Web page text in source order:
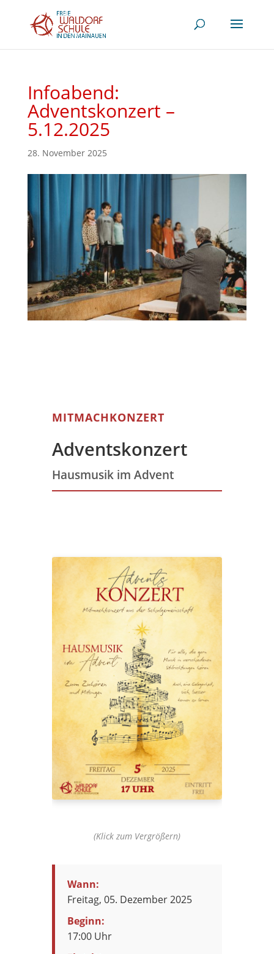
Infoabend:
Adventskonzert –
5.12.2025
28. November 2025
MITMACHKONZERT
Adventskonzert
Hausmusik im Advent
(Klick zum Vergrößern)
Wann:
Freitag, 05. Dezember 2025
Beginn:
17:00 Uhr